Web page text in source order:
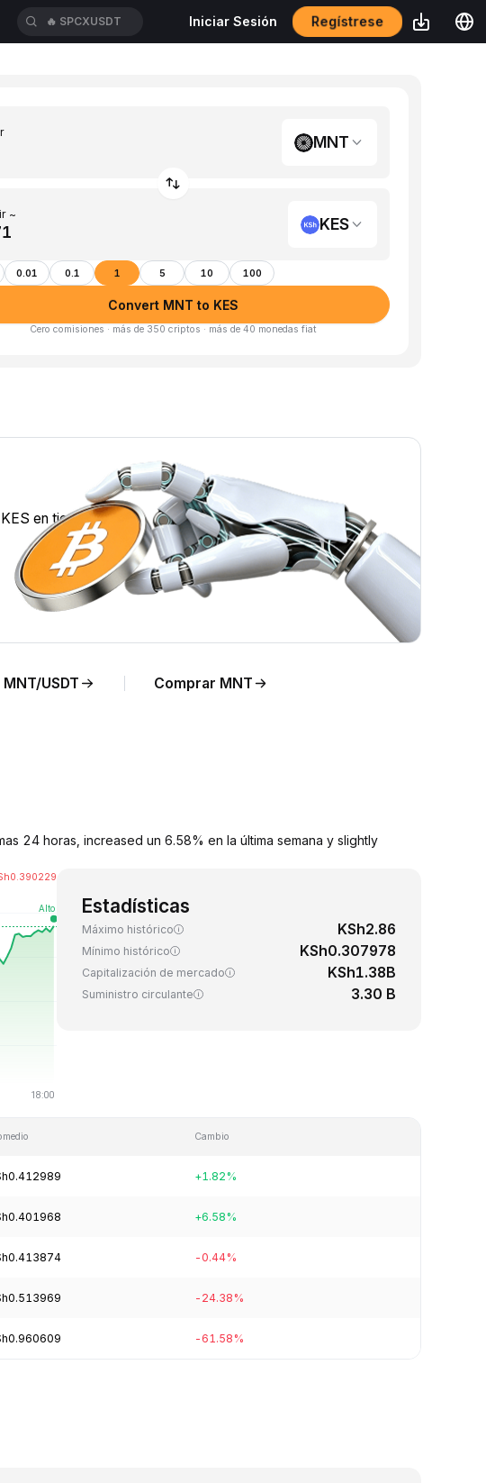
🔥 SPCXUSDT Iniciar Sesión Regístrese
MNT
~
KES
0.01 0.1 1 5 10 100
Convert MNT to KES
Cero comisiones · más de 350 criptos · más de 40 monedas fiat
en tiempo
USDT Comprar MNT
24 horas, increased un 6.58% en la última semana y slightly
0.390229
Estadísticas
Máximo histórico KSh2.86
Mínimo histórico KSh0.307978
Capitalización de mercado KSh1.38B
Suministro circulante 3.30 B
Cambio
+1.82%
+6.58%
-0.44%
-24.38%
-61.58%